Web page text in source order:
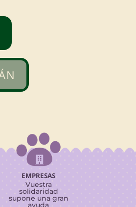

EMPRESAS
Vuestra
solidaridad
supone una gran
ayuda